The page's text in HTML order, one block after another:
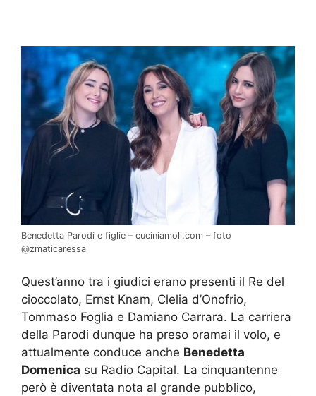
Benedetta Parodi e figlie – cuciniamoli.com – foto
@zmaticaressa
Quest’anno tra i giudici erano presenti il Re del
cioccolato, Ernst Knam, Clelia d’Onofrio,
Tommaso Foglia e Damiano Carrara. La carriera
della Parodi dunque ha preso oramai il volo, e
attualmente conduce anche Benedetta
Domenica su Radio Capital. La cinquantenne
però è diventata nota al grande pubblico,